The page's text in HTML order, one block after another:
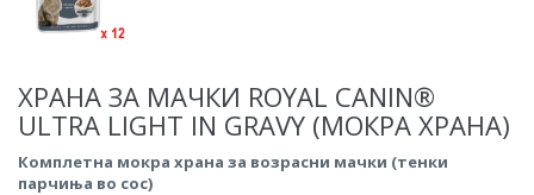
ХРАНА ЗА МАЧКИ ROYAL CANIN®
ULTRA LIGHT IN GRAVY (МОКРА ХРАНА)
Комплетна мокра храна за возрасни мачки (тенки
парчиња во сос)